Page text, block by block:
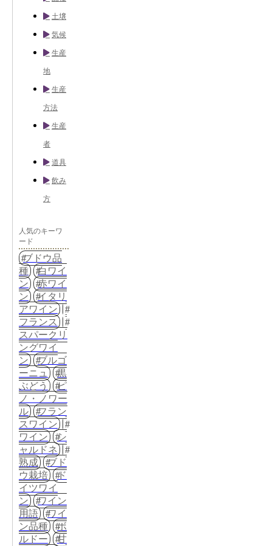
土壌
気候
生産
地
生産
方法
生産
者
道具
飲み
方
人気のキーワ
ード
ブドウ品
種
白ワイ
ン
赤ワイ
ン
イタリ
アワイン
フランス
スパークリ
ングワイ
ン
ブルゴ
ーニュ
黒
ぶどう
ピ
ノ・ノワー
ル
フラン
スワイン
ワイン
シ
ャルドネ
熟成
ブド
ウ栽培
ド
イツワイ
ン
ワイン
用語
ワイ
ン品種
ボ
ルドー
甘